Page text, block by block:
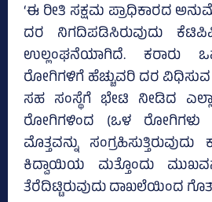
‘ಈ ರೀತಿ ಸಕ್ಷಮ ಪ್ರಾಧಿಕಾರದ
ದರ ನಿಗದಿಪಡಿಸಿರುವುದು
ಉಲ್ಲಂಘನೆಯಾಗಿದೆ. ಕರಾರು
ರೋಗಿಗಳಿಗೆ ಹೆಚ್ಚುವರಿ ದರ ವಿಧಿಸುವ
ಸಹ ಸಂಸ್ಥೆಗೆ ಭೇಟಿ ನೀಡಿದ
ರೋಗಿಗಳಿಂದ (ಒಳ ರೋಗಿಗಳು
ಮೊತ್ತವನ್ನು
ಕಿದ್ವಾಯಿಯ ಮತ್ತೊಂದು
ತೆರೆದಿಟ್ಟಿರುವುದು ದಾಖಲೆಯಿಂದ